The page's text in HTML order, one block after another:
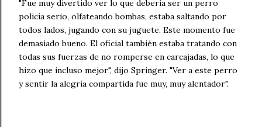
"Fue muy divertido ver lo que debería ser un perro
policía serio, olfateando bombas, estaba saltando por
todos lados, jugando con su juguete. Este momento fue
demasiado bueno. El oficial también estaba tratando con
todas sus fuerzas de no romperse en carcajadas, lo que
hizo que incluso mejor", dijo Springer. "Ver a este perro
y sentir la alegría compartida fue muy, muy alentador".